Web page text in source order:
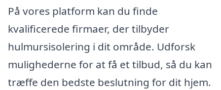
På vores platform kan du finde
kvalificerede firmaer, der tilbyder
hulmursisolering i dit område. Udforsk
mulighederne for at få et tilbud, så du kan
træffe den bedste beslutning for dit hjem.